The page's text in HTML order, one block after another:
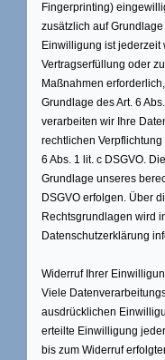
Fingerprinting)
zusätzlich auf
Einwilligung ist jederzeit
Vertragserfüllung oder
Maßnahmen
Grundlage des Art. 6
verarbeiten wir Ihre
rechtlichen
6 Abs. 1 lit. c DSGVO.
Grundlage unseres
DSGVO erfolgen. Über
Rechtsgrundlagen wird
Datenschutzerklärung
Widerruf Ihrer
Viele
ausdrücklichen
erteilte Einwilligung
bis zum Widerruf